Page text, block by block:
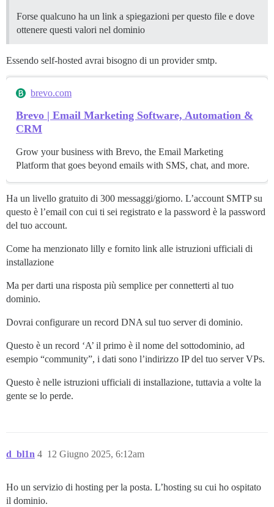
Forse qualcuno ha un link a spiegazioni per questo file e dove
ottenere questi valori nel dominio
Essendo self-hosted avrai bisogno di un provider smtp.
brevo.com
Brevo | Email Marketing Software, Automation &
CRM
Grow your business with Brevo, the Email Marketing
Platform that goes beyond emails with SMS, chat, and more.
Ha un livello gratuito di 300 messaggi/giorno. L’account SMTP su
questo è l’email con cui ti sei registrato e la password è la password
del tuo account.
Come ha menzionato lilly e fornito link alle istruzioni ufficiali di
installazione
Ma per darti una risposta più semplice per connetterti al tuo
dominio.
Dovrai configurare un record DNA sul tuo server di dominio.
Questo è un record ‘A’ il primo è il nome del sottodominio, ad
esempio “community”, i dati sono l’indirizzo IP del tuo server VPs.
Questo è nelle istruzioni ufficiali di installazione, tuttavia a volte la
gente se lo perde.
d_bl1n 12 Giugno 2025, 6:12am
4
Ho un servizio di hosting per la posta. L’hosting su cui ho ospitato
il dominio.